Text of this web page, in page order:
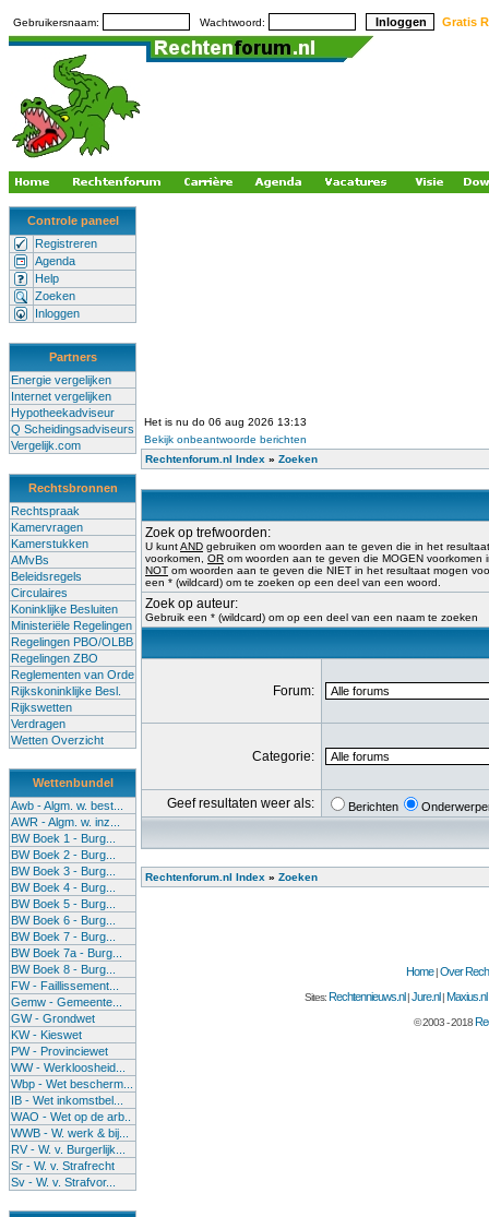
Gebruikersnaam: Wachtwoord: Gratis
Controle paneel
Registreren
Agenda
Help
Zoeken
Inloggen
Partners
Energie vergelijken
Internet vergelijken
Hypotheekadviseur
Q Scheidingsadviseurs
Vergelijk.com
Rechtsbronnen
Rechtspraak
Kamervragen
Kamerstukken
AMvBs
Beleidsregels
Circulaires
Koninklijke Besluiten
Ministeriële Regelingen
Regelingen PBO/OLBB
Regelingen ZBO
Reglementen van Orde
Rijkskoninklijke Besl.
Rijkswetten
Verdragen
Wetten Overzicht
Wettenbundel
Awb - Algm. w. best...
AWR - Algm. w. inz...
BW Boek 1 - Burg...
BW Boek 2 - Burg...
BW Boek 3 - Burg...
BW Boek 4 - Burg...
BW Boek 5 - Burg...
BW Boek 6 - Burg...
BW Boek 7 - Burg...
BW Boek 7a - Burg...
BW Boek 8 - Burg...
FW - Faillissement...
Gemw - Gemeente...
GW - Grondwet
KW - Kieswet
PW - Provinciewet
WW - Werkloosheid...
Wbp - Wet bescherm...
IB - Wet inkomstbel...
WAO - Wet op de arb..
WWB - W. werk & bij...
RV - W. v. Burgerlijk...
Sr - W. v. Strafrecht
Sv - W. v. Strafvor...
Het is nu do 06 aug 2026 13:13
Bekijk onbeantwoorde berichten
Rechtenforum.nl Index » Zoeken
Zoek op trefwoorden:
U kuntAND gebruiken om woorden aan te geven die in het
voorkomen, OR om woorden aan te geven die MOGEN voorkomen
NOT om woorden aan te geven die NIET in het resultaat mogen
een * (wildcard) om te zoeken op een deel van een woord.
Zoek op auteur:
Gebruik een * (wildcard) om op een deel van een naam te zoeken
Forum:
Categorie:
Geef resultaten weer als: Berichten
Rechtenforum.nl Index » Zoeken
Home|Over
Sites:Rechtennieuws.nl |Jure.nl |Maxius.nl
© 2003 - 2018